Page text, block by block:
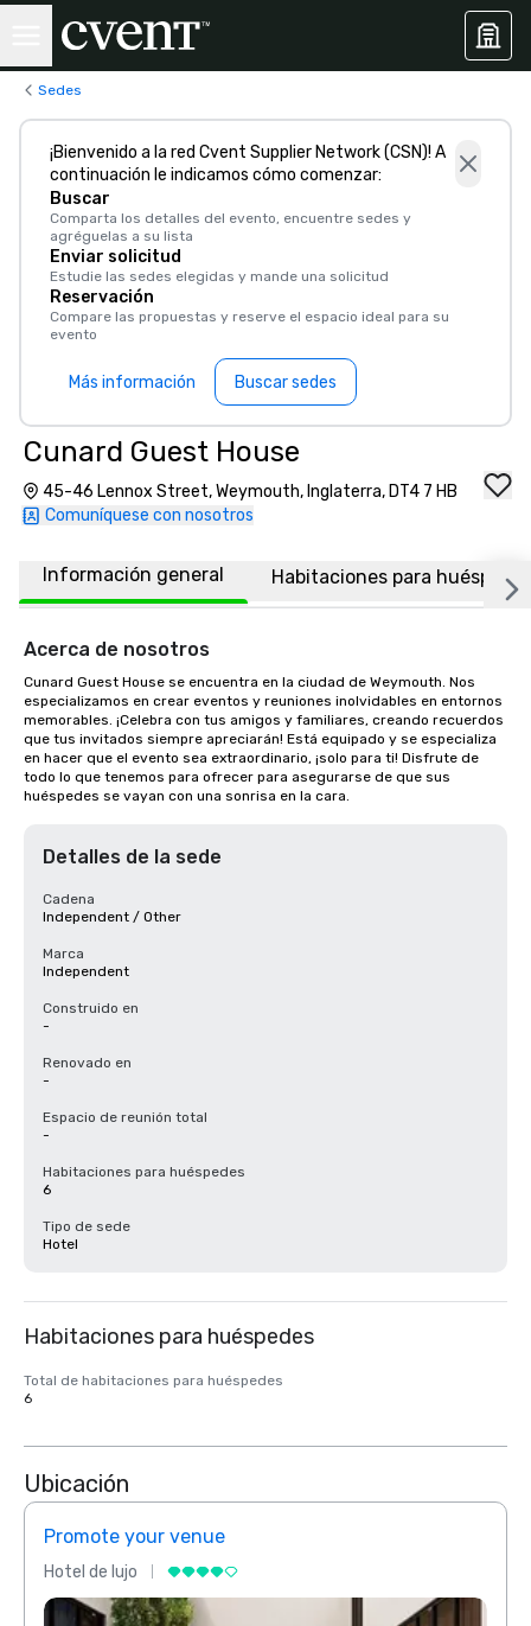
Sedes
¡Bienvenido a la red Cvent Supplier Network (CSN)! A
continuación le indicamos cómo comenzar:
Buscar
Comparta los detalles del evento, encuentre sedes y
agréguelas a su lista
Enviar solicitud
Estudie las sedes elegidas y mande una solicitud
Reservación
Compare las propuestas y reserve el espacio ideal para su
evento
Más información Buscar sedes
Cunard Guest House
45-46 Lennox Street, Weymouth, Inglaterra, DT4 7 HB
Comuníquese con nosotros
Información general Habitaciones para
Acerca de nosotros
Cunard Guest House se encuentra en la ciudad de Weymouth. Nos
especializamos en crear eventos y reuniones inolvidables en entornos
memorables. ¡Celebra con tus amigos y familiares, creando recuerdos
que tus invitados siempre apreciarán! Está equipado y se especializa
en hacer que el evento sea extraordinario, ¡solo para ti! Disfrute de
todo lo que tenemos para ofrecer para asegurarse de que sus
huéspedes se vayan con una sonrisa en la cara.
Detalles de la sede
Cadena
Independent / Other
Marca
Independent
Construido en
-
Renovado en
-
Espacio de reunión total
-
Habitaciones para huéspedes
6
Tipo de sede
Hotel
Habitaciones para huéspedes
Total de habitaciones para huéspedes
6
Ubicación
Promote your venue
Hotel de lujo